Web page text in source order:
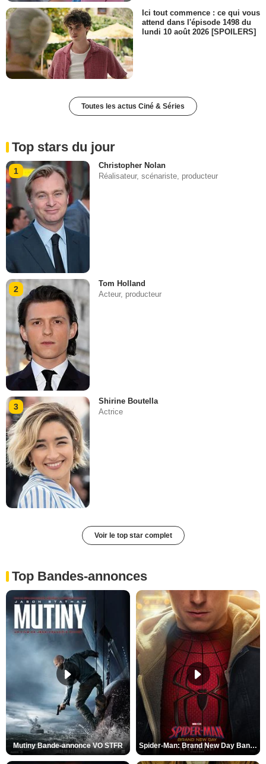
Ici tout commence : ce qui vous
attend dans l'épisode 1498 du
lundi 10 août 2026 [SPOILERS]
Toutes les actus Ciné & Séries
Top stars du jour
1
Christopher Nolan
Réalisateur, scénariste, producteur
2
Tom Holland
Acteur, producteur
3
Shirine Boutella
Actrice
Voir le top star complet
Top Bandes-annonces
Mutiny Bande-annonce VO STFR Spider-Man: Brand New Day Bande-annonce VO STFR